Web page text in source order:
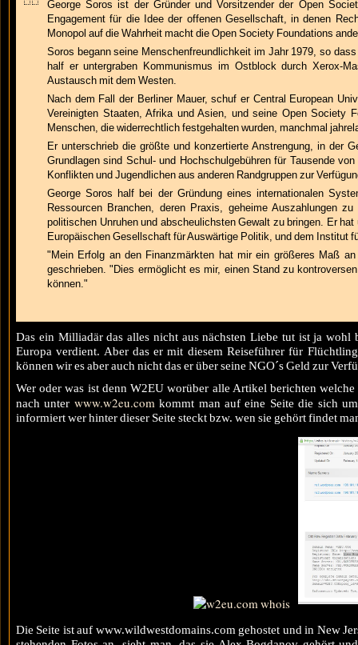
George Soros ist der Gründer und Vorsitzender der Open
Engagement für die Idee der offenen Gesellschaft, in denen
Monopol auf die Wahrheit macht die Open Society Foundations
Soros begann seine Menschenfreundlichkeit im Jahr 1979, so
half er untergraben Kommunismus im Ostblock durch Xerox-
Austausch mit dem Westen.
Nach dem Fall der Berliner Mauer, schuf er Central European
Vereinigten Staaten, Afrika und Asien, und seine Open Society
Menschen, die widerrechtlich festgehalten wurden, manchmal
Er unterschrieb die größte und konzertierte Anstrengung, in der
Grundlagen sind Schul- und Hochschulgebühren für Tausende
Konflikten und Jugendlichen aus anderen Randgruppen zur
George Soros half bei der Gründung eines internationalen
Ressourcen Branchen, deren Praxis, geheime Auszahlungen
politischen Unruhen und abscheulichsten Gewalt zu bringen. Er
Europäischen Gesellschaft für Auswärtige Politik, und dem Institut
"Mein Erfolg an den Finanzmärkten hat mir ein größeres Maß
geschrieben. "Dies ermöglicht es mir, einen Stand zu
können."
Das ein Milliadär das alles nicht aus nächsten Liebe tut ist ja
Europa verdient. Aber das er mit diesem Reiseführer für
können wir es aber auch nicht das er über seine NGO´s Geld zur
Wer oder was ist denn W2EU worüber alle Artikel berichten
nach unter www.w2eu.com kommt man auf eine Seite die sich
informiert wer hinter dieser Seite steckt bzw. wen sie gehört findet
Die Seite ist auf www.wildwestdomains.com gehostet und in New